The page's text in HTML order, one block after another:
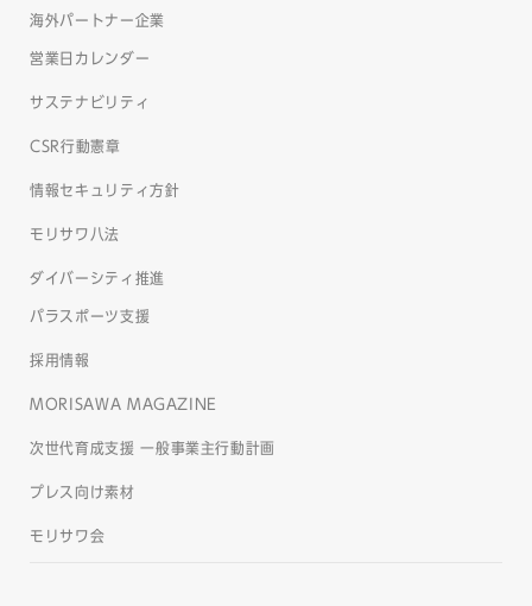
海外パートナー企業
営業日カレンダー
サステナビリティ
CSR行動憲章
情報セキュリティ方針
モリサワ八法
ダイバーシティ推進
パラスポーツ支援
採用情報
MORISAWA MAGAZINE
次世代育成支援 一般事業主行動計画
プレス向け素材
モリサワ会